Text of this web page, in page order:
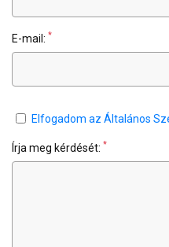
E-mail: *
Elfogadom az Általános
Írja meg kérdését: *